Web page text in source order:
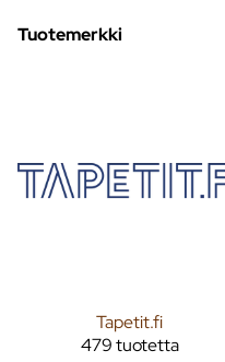
Tuotemerkki
Tapetit.fi
479 tuotetta